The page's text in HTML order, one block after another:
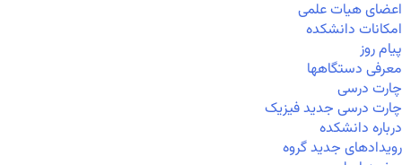
اعضای هیات علمی
امکانات دانشکده
پیام روز
معرفی دستگاهها
چارت درسی
چارت درسی جدید فیزیک
درباره دانشکده
رویدادهای جدید گروه